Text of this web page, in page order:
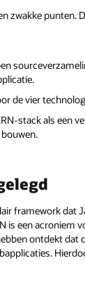
zwakke punten.
de vier
stack als een
framework
is een acroniem
ontdekt